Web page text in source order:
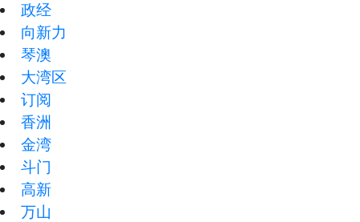
政经
向新力
琴澳
大湾区
订阅
香洲
金湾
斗门
高新
万山